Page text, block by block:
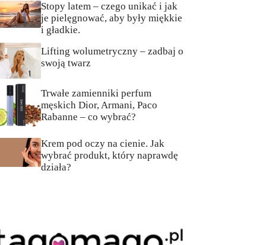
Stopy latem – czego unikać i jak
je pielęgnować, aby były miękkie
i gładkie.
Lifting wolumetryczny – zadbaj o
swoją twarz
Trwałe zamienniki perfum
męskich Dior, Armani, Paco
Rabanne – co wybrać?
Krem pod oczy na cienie. Jak
wybrać produkt, który naprawdę
działa?